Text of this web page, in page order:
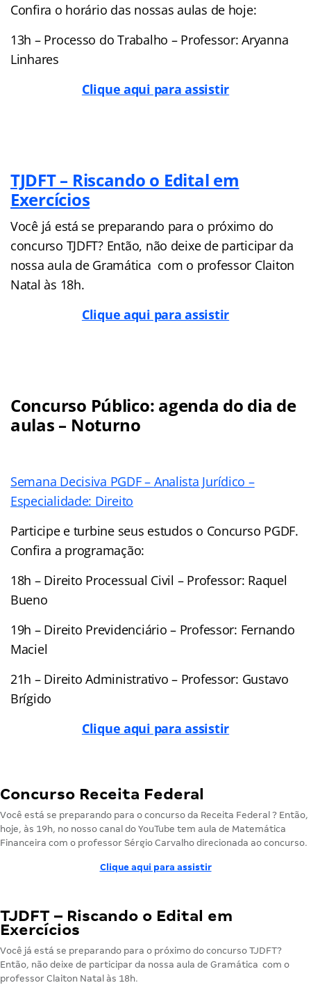
Confira o horário das nossas aulas de hoje:
13h – Processo do Trabalho – Professor: Aryanna
Linhares
Clique aqui para assistir
TJDFT – Riscando o Edital em
Exercícios
Você já está se preparando para o próximo do
concurso TJDFT? Então, não deixe de participar da
nossa aula de Gramática com o professor Claiton
Natal às 18h.
Clique aqui para assistir
Concurso Público: agenda do dia de
aulas – Noturno
Semana Decisiva PGDF – Analista Jurídico –
Especialidade: Direito
Participe e turbine seus estudos o Concurso PGDF.
Confira a programação:
18h – Direito Processual Civil – Professor: Raquel
Bueno
19h – Direito Previdenciário – Professor: Fernando
Maciel
21h – Direito Administrativo – Professor: Gustavo
Brígido
Clique aqui para assistir
Concurso Receita Federal
Você está se preparando para o concurso da Receita Federal ? Então,
hoje, às 19h, no nosso canal do YouTube tem aula de Matemática
Financeira com o professor Sérgio Carvalho direcionada ao concurso.
Clique aqui para assistir
TJDFT – Riscando o Edital em
Exercícios
Você já está se preparando para o próximo do concurso TJDFT?
Então, não deixe de participar da nossa aula de Gramática com o
professor Claiton Natal às 18h.